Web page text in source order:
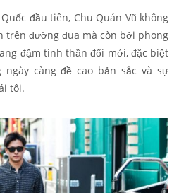
đầu tiên, Chu Quán Vũ không
trên đường đua mà còn bởi phong
đậm tinh thần đổi mới, đặc biệt
càng đề cao bản sắc và sự
tôi.